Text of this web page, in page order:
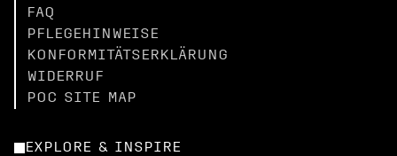
FAQ
PFLEGEHINWEISE
KONFORMITÄTSERKLÄRUNG
WIDERRUF
POC SITE MAP
EXPLORE & INSPIRE